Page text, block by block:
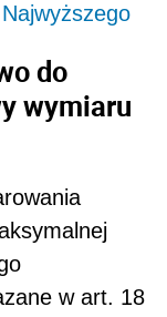
do
wymiaru
w art. 18